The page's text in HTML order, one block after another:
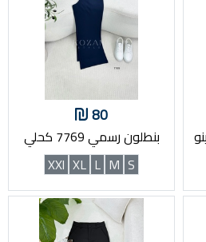
80
بنطلون رسمي 7769 كحلي
S
M
L
XL
XXl